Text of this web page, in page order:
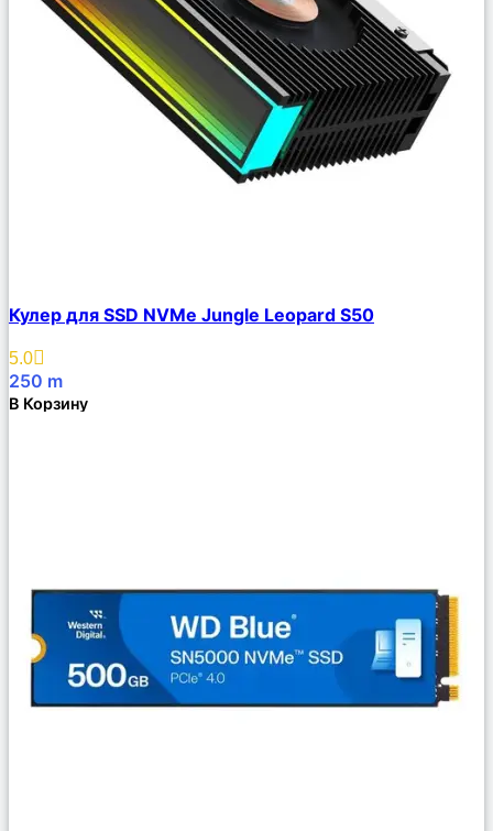
Описание
Избранное
Кулер для SSD NVMe Jungle Leopard S50
5.0
250 m
В Корзину